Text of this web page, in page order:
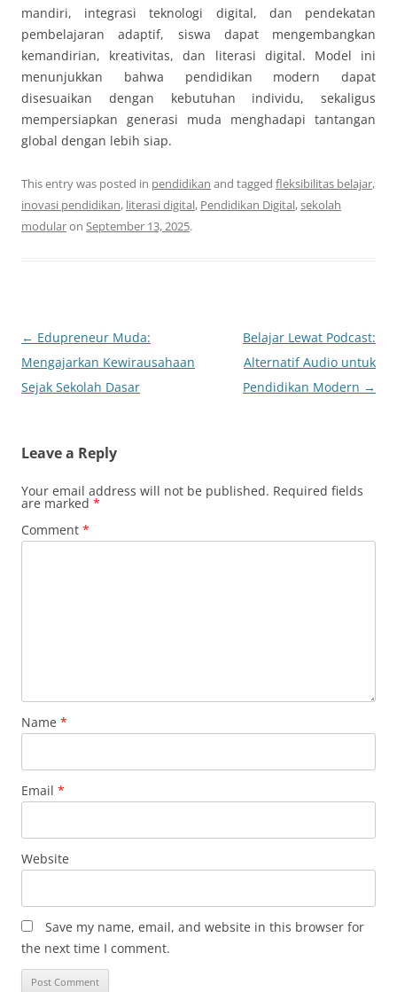
mandiri, integrasi teknologi digital, dan pendekatan
pembelajaran adaptif, siswa dapat mengembangkan
kemandirian, kreativitas, dan literasi digital. Model ini
menunjukkan bahwa pendidikan modern dapat
disesuaikan dengan kebutuhan individu, sekaligus
mempersiapkan generasi muda menghadapi tantangan
global dengan lebih siap.
This entry was posted in pendidikan and tagged fleksibilitas belajar,
inovasi pendidikan, literasi digital, Pendidikan Digital,sekolah
modularon September 13, 2025.
Post
navigation
← Edupreneur Muda:
Mengajarkan Kewirausahaan
Sejak Sekolah Dasar
Belajar Lewat Podcast:
Alternatif Audio untuk
Pendidikan Modern →
Leave a Reply
Your email address will not be published. Required fields
are marked *
Comment *
Name *
Email *
Website
Save my name, email, and website in this browser for
the next time I comment.